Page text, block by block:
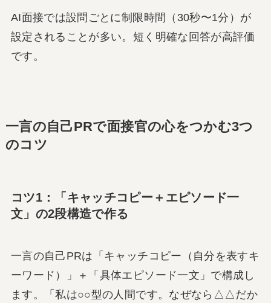
AI面接では設問ごとに制限時間（30秒〜1分）が
設定されることが多い。短く明確な回答が高評価
です。
一言の自己PRで面接官の心をつかむ3つ
のコツ
コツ1：「キャッチコピー＋エピソード一
文」の2段構造で作る
一言の自己PRは「キャッチコピー（自分を表すキ
ーワード）」＋「具体エピソード一文」で構成し
ます。「私は○○型の人間です。なぜなら△△だか